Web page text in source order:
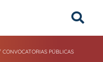
PÚBLICAS